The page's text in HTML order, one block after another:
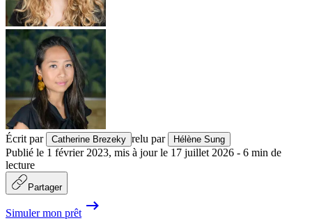
Écrit par Catherine Brezeky relu par Hélène Sung
Publié le 1 février 2023, mis à jour le 17 juillet 2026 - 6 min de
lecture
Partager
Simuler mon prêt